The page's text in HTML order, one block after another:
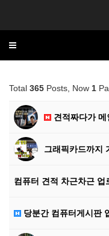
Toggle
Total 365 Posts, Now 1
견적짜다가 메인보
그래픽카드까지 가
컴퓨터 견적 차근차근 업
당분간 컴퓨터게시판